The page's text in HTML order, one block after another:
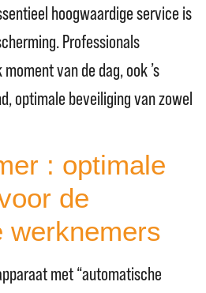
hoogwaardige service is
Professionals
van de dag, ook ’s
optimale beveiliging van zowel
: optimale
de
werknemers
met “automatische